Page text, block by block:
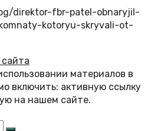
direktor-fbr-patel-obnaryjil-
kotoryu-skryvali-ot-
материалов в
включить: активную ссылку
на нашем сайте.